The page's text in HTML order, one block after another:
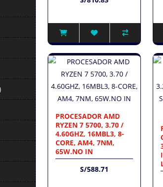
PROCESADOR AMD
RYZEN 7 5700, 3.70 /
4.60GHZ, 16MBL3, 8-
CORE, AM4, 7NM,
65W.NO IN
S/588.71